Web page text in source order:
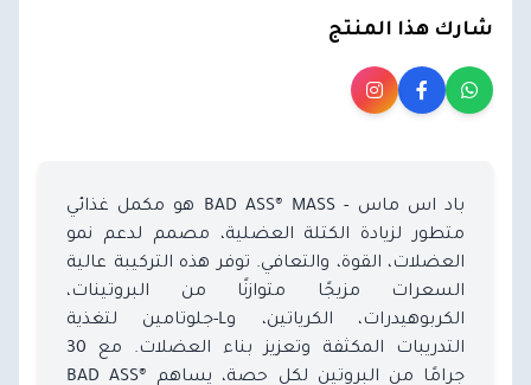
شارك هذا المنتج
باد اس ماس - BAD ASS® MASS هو مكمل غذائي
متطور لزيادة الكتلة العضلية، مصمم لدعم نمو
العضلات، القوة، والتعافي. توفر هذه التركيبة عالية
السعرات مزيجًا متوازنًا من البروتينات،
الكربوهيدرات، الكرياتين، وL-جلوتامين لتغذية
التدريبات المكثفة وتعزيز بناء العضلات. مع 30
جرامًا من البروتين لكل حصة، يساهم BAD ASS®